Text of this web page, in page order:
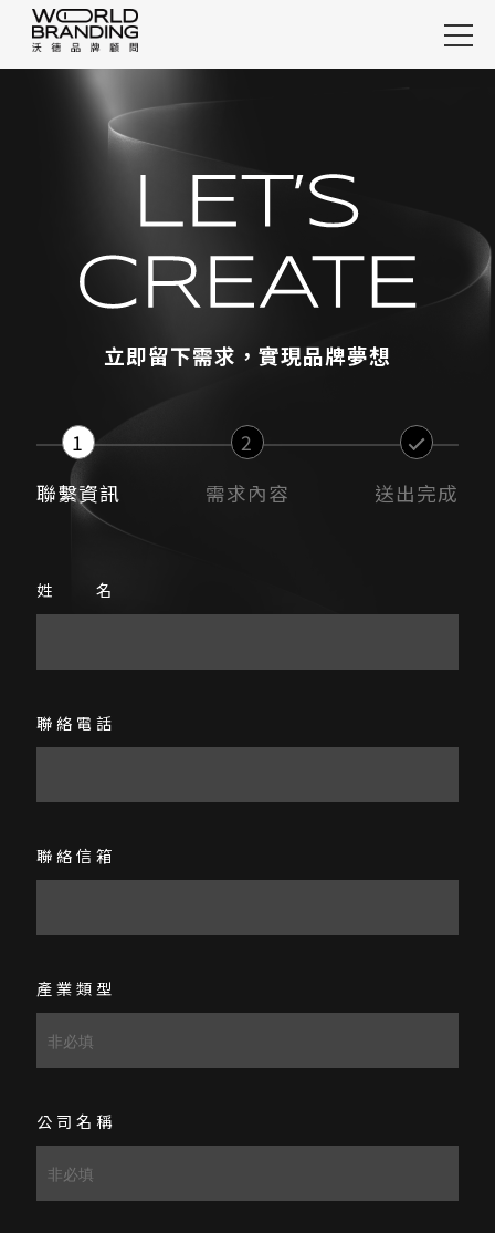
整合案例
精選案例
設計觀點
加入沃德立即留下需求，實現品牌夢想
1
聯繫資訊
2
需求內容
送出完成
姓名
聯絡電話
聯絡信箱
產業類型
公司名稱